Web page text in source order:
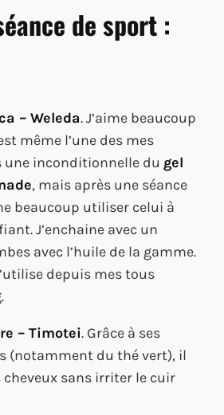
de sport :
– Weleda. J’aime beaucoup
même l’une des mes
une inconditionnelle du gel
, mais après une séance
beaucoup utiliser celui à
J’enchaine avec un
avec l’huile de la gamme.
depuis mes tous
– Timotei. Grâce à ses
(notamment du thé vert), il
cheveux sans irriter le cuir